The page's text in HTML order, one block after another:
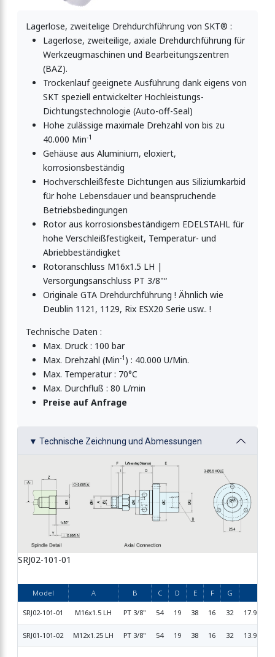
Lagerlose, zweitelige Drehdurchführung von SKT® :
Lagerlose, zweiteilige, axiale Drehdurchführung für
Werkzeugmaschinen und Bearbeitungszentren
(BAZ).
Trockenlauf geeignete Ausführung dank eigens von
SKT speziell entwickelter Hochleistungs-
Dichtungstechnologie (Auto-off-Seal)
Hohe zulässige maximale Drehzahl von bis zu
40.000 Min-1
Gehäuse aus Aluminium, eloxiert,
korrosionsbeständig
Hochverschleißfeste Dichtungen aus Siliziumkarbid
für hohe Lebensdauer und beanspruchende
Betriebsbedingungen
Rotor aus korrosionsbeständigem EDELSTAHL für
hohe Verschleißfestigkeit, Temperatur- und
Abriebbeständigket
Rotoranschluss M16x1.5 LH |
Versorgungsanschluss PT 3/8"“
Originale GTA Drehdurchführung ! Ähnlich wie
Deublin 1121, 1129, Rix ESX20 Serie usw.. !
Technische Daten :
Max. Druck : 100 bar
Max. Drehzahl (Min-1 ) : 40.000 U/Min.
Max. Temperatur : 70°C
Max. Durchfluß : 80 L/min
Preise auf Anfrage
▼ Technische Zeichnung und Abmessungen
SRJ02-101-01
Model A B C D E F G
SRJ02-101-01 M16x1.5 LH PT 3/8" 54 19 38 16 32 17.994/
SRJ01-101-02 M12x1.25 LH PT 3/8" 54 19 38 16 32 13.994/